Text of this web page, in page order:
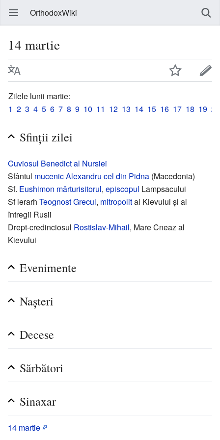
OrthodoxWiki
14 martie
Zilele lunii martie:
1 2 3 4 5 6 7 8 9 10 11 12 13 14 15 16 17 18 19 20
Sfinţii zilei
Cuviosul Benedict al Nursiei
Sfântul mucenicAlexandru cel din Pidna‎ (Macedonia)
Sf. Eushimon mărturisitorul, episcopul Lampsacului
Sf ierarh Teognost Grecul, mitropolital Kievului și al
întregii Rusii
Drept-credinciosul Rostislav-Mihail, Mare Cneaz al
Kievului
Evenimente
Naşteri
Decese
Sărbători
Sinaxar
14 martie